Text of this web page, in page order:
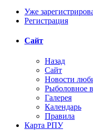
Уже
Регистрация
Сайт
Назад
Сайт
Новости
Рыболовное
Галерея
Календарь
Правила
Карта РПУ